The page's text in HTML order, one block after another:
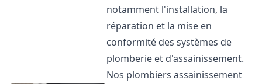
notamment l'installation, la
réparation et la mise en
conformité des systèmes de
plomberie et d'assainissement.
Nos plombiers assainissement